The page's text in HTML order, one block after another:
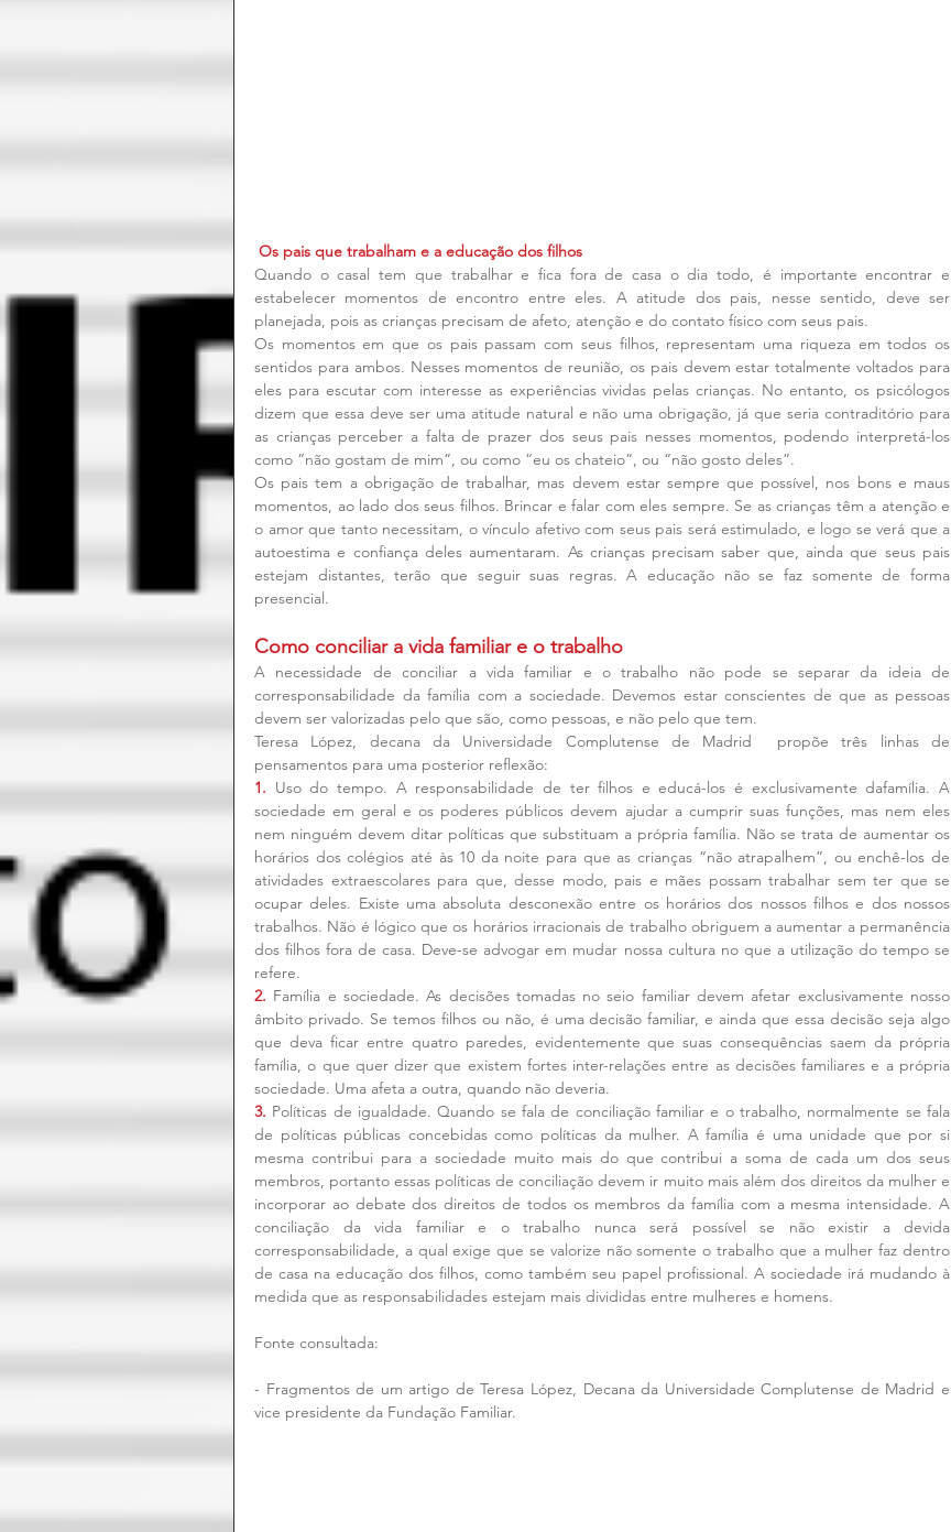
Os pais que trabalham e a educação dos filhos
Quando o casal tem que trabalhar e fica fora de casa o dia todo, é importante encontrar e
estabelecer momentos de encontro entre eles. A atitude dos pais, nesse sentido, deve ser
planejada, pois as crianças precisam de afeto, atenção e do contato físico com seus pais.
Os momentos em que os pais passam com seus filhos, representam uma riqueza em todos os
sentidos para ambos. Nesses momentos de reunião, os pais devem estar totalmente voltados para
eles para escutar com interesse as experiências vividas pelas crianças. No entanto, os psicólogos
dizem que essa deve ser uma atitude natural e não uma obrigação, já que seria contraditório para
as crianças perceber a falta de prazer dos seus pais nesses momentos, podendo interpretá-los
como “não gostam de mim”, ou como “eu os chateio”, ou “não gosto deles”.
Os pais tem a obrigação de trabalhar, mas devem estar sempre que possível, nos bons e maus
momentos, ao lado dos seus filhos. Brincar e falar com eles sempre. Se as crianças têm a atenção e
o amor que tanto necessitam, o vínculo afetivo com seus pais será estimulado, e logo se verá que a
autoestima e confiança deles aumentaram. As crianças precisam saber que, ainda que seus pais
estejam distantes, terão que seguir suas regras. A educação não se faz somente de forma
presencial.
Como conciliar a vida familiar e o trabalho
A necessidade de conciliar a vida familiar e o trabalho não pode se separar da ideia de
corresponsabilidade da família com a sociedade. Devemos estar conscientes de que as pessoas
devem ser valorizadas pelo que são, como pessoas, e não pelo que tem.
Teresa López, decana da Universidade Complutense de Madrid  propõe três linhas de
pensamentos para uma posterior reflexão:
1. Uso do tempo. A responsabilidade de ter filhos e educá-los é exclusivamente dafamília. A
sociedade em geral e os poderes públicos devem ajudar a cumprir suas funções, mas nem eles
nem ninguém devem ditar políticas que substituam a própria família. Não se trata de aumentar os
horários dos colégios até às 10 da noite para que as crianças “não atrapalhem”, ou enchê-los de
atividades extraescolares para que, desse modo, pais e mães possam trabalhar sem ter que se
ocupar deles. Existe uma absoluta desconexão entre os horários dos nossos filhos e dos nossos
trabalhos. Não é lógico que os horários irracionais de trabalho obriguem a aumentar a permanência
dos filhos fora de casa. Deve-se advogar em mudar nossa cultura no que a utilização do tempo se
refere.
2. Família e sociedade. As decisões tomadas no seio familiar devem afetar exclusivamente nosso
âmbito privado. Se temos filhos ou não, é uma decisão familiar, e ainda que essa decisão seja algo
que deva ficar entre quatro paredes, evidentemente que suas consequências saem da própria
família, o que quer dizer que existem fortes inter-relações entre as decisões familiares e a própria
sociedade. Uma afeta a outra, quando não deveria.
3. Políticas de igualdade. Quando se fala de conciliação familiar e o trabalho, normalmente se fala
de políticas públicas concebidas como políticas da mulher. A família é uma unidade que por si
mesma contribui para a sociedade muito mais do que contribui a soma de cada um dos seus
membros, portanto essas políticas de conciliação devem ir muito mais além dos direitos da mulher e
incorporar ao debate dos direitos de todos os membros da família com a mesma intensidade. A
conciliação da vida familiar e o trabalho nunca será possível se não existir a devida
corresponsabilidade, a qual exige que se valorize não somente o trabalho que a mulher faz dentro
de casa na educação dos filhos, como também seu papel profissional. A sociedade irá mudando à
medida que as responsabilidades estejam mais divididas entre mulheres e homens.
Fonte consultada:
- Fragmentos de um artigo de Teresa López, Decana da Universidade Complutense de Madrid e
vice presidente da Fundação Familiar.